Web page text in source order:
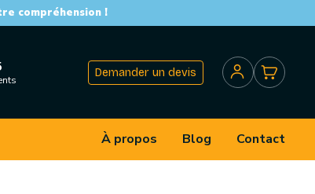
compréhension !
Demander un devis
À propos Blog Contact